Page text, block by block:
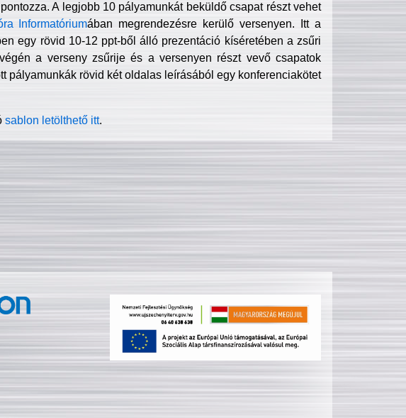
A legjobb 10 pályamunkát beküldő csapat részt vehet
Informatóriumában megrendezésre kerülő versenyen. Itt a
egy rövid 10-12 ppt-ből álló prezentáció kíséretében a zsűri
a verseny zsűrije és a versenyen részt vevő csapatok
pályamunkák rövid két oldalas leírásából egy konferenciakötet
sablon letölthető itt.